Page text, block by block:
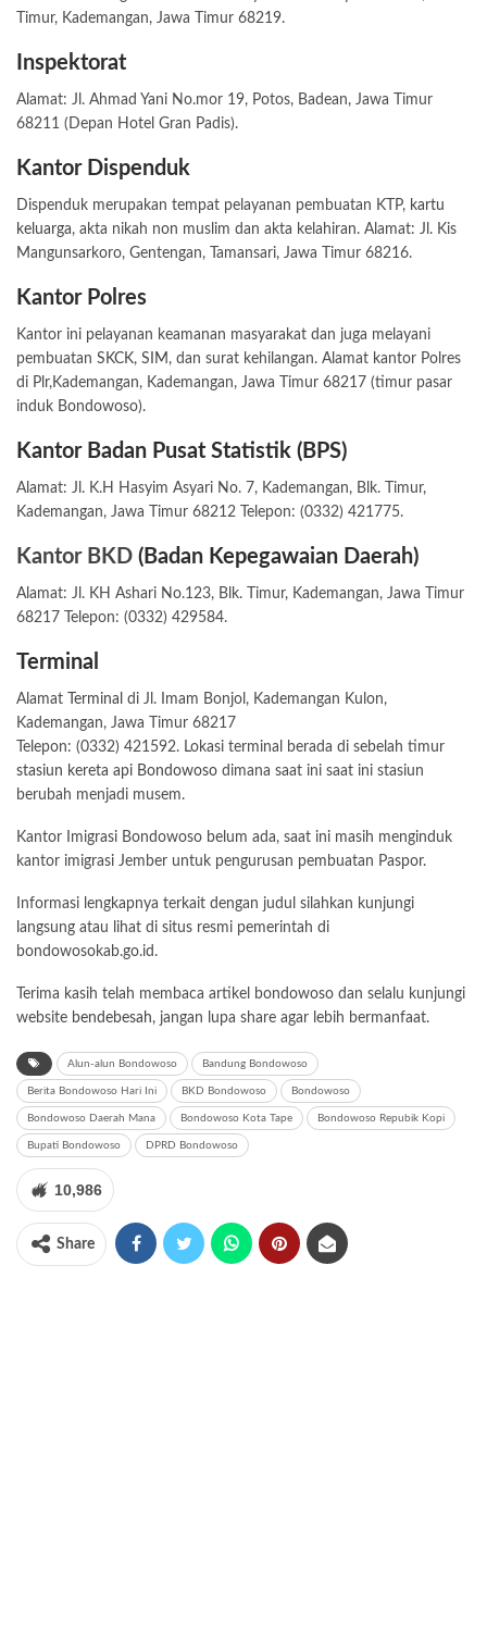
Timur, Kademangan, Jawa Timur 68219.
Inspektorat
Alamat: Jl. Ahmad Yani No.mor 19, Potos, Badean, Jawa Timur
68211 (Depan Hotel Gran Padis).
Kantor Dispenduk
Dispenduk merupakan tempat pelayanan pembuatan KTP, kartu
keluarga, akta nikah non muslim dan akta kelahiran. Alamat: Jl. Kis
Mangunsarkoro, Gentengan, Tamansari, Jawa Timur 68216.
Kantor Polres
Kantor ini pelayanan keamanan masyarakat dan juga melayani
pembuatan SKCK, SIM , dan surat kehilangan. Alamat kantor Polres
di Plr,Kademangan, Kademangan, Jawa Timur 68217 (timur pasar
induk Bondowoso).
Kantor Badan Pusat Statistik (BPS)
Alamat: Jl. K.H Hasyim Asyari No. 7, Kademangan, Blk. Timur,
Kademangan, Jawa Timur 68212 Telepon: (0332) 421775.
Kantor BKD (Badan Kepegawaian Daerah)
Alamat: Jl. KH Ashari No.123, Blk. Timur, Kademangan, Jawa Timur
68217 Telepon: (0332) 429584.
Terminal
Alamat Terminal di Jl. Imam Bonjol, Kademangan Kulon,
Kademangan, Jawa Timur 68217
Telepon: (0332) 421592. Lokasi terminal berada di sebelah timur
stasiun kereta api Bondowoso dimana saat ini saat ini stasiun
berubah menjadi musem.
Kantor Imigrasi Bondowoso belum ada, saat ini masih menginduk
kantor imigrasi Jember untuk pengurusan pembuatan Paspor.
Informasi lengkapnya terkait dengan judul silahkan kunjungi
langsung atau lihat di situs resmi pemerintah di
bondowosokab.go.id.
Terima kasih telah membaca artikel bondowoso dan selalu kunjungi
website bendebesah, jangan lupa share agar lebih bermanfaat.
Alun-alun Bondowoso Bandung Bondowoso
Berita Bondowoso Hari Ini BKD Bondowoso Bondowoso
Bondowoso Daerah Mana Bondowoso Kota Tape Bondowoso Repubik Kopi
Bupati Bondowoso DPRD Bondowoso
10,986
Share